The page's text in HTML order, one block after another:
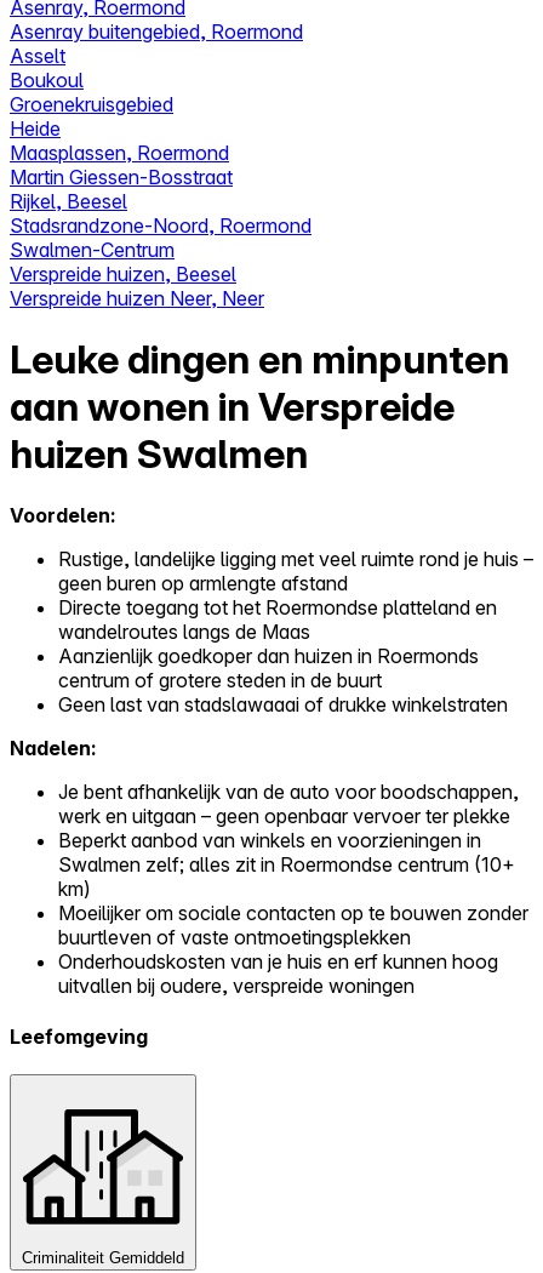
Asenray, Roermond
Asenray buitengebied, Roermond
Asselt
Boukoul
Groenekruisgebied
Heide
Maasplassen, Roermond
Martin Giessen-Bosstraat
Rijkel, Beesel
Stadsrandzone-Noord, Roermond
Swalmen-Centrum
Verspreide huizen, Beesel
Verspreide huizen Neer, Neer
Leuke dingen en minpunten
aan wonen in Verspreide
huizen Swalmen
Voordelen:
Rustige, landelijke ligging met veel ruimte rond je huis –
geen buren op armlengte afstand
Directe toegang tot het Roermondse platteland en
wandelroutes langs de Maas
Aanzienlijk goedkoper dan huizen in Roermonds
centrum of grotere steden in de buurt
Geen last van stadslawaaai of drukke winkelstraten
Nadelen:
Je bent afhankelijk van de auto voor boodschappen,
werk en uitgaan – geen openbaar vervoer ter plekke
Beperkt aanbod van winkels en voorzieningen in
Swalmen zelf; alles zit in Roermondse centrum (10+
km)
Moeilijker om sociale contacten op te bouwen zonder
buurtleven of vaste ontmoetingsplekken
Onderhoudskosten van je huis en erf kunnen hoog
uitvallen bij oudere, verspreide woningen
Leefomgeving
Criminaliteit Gemiddeld